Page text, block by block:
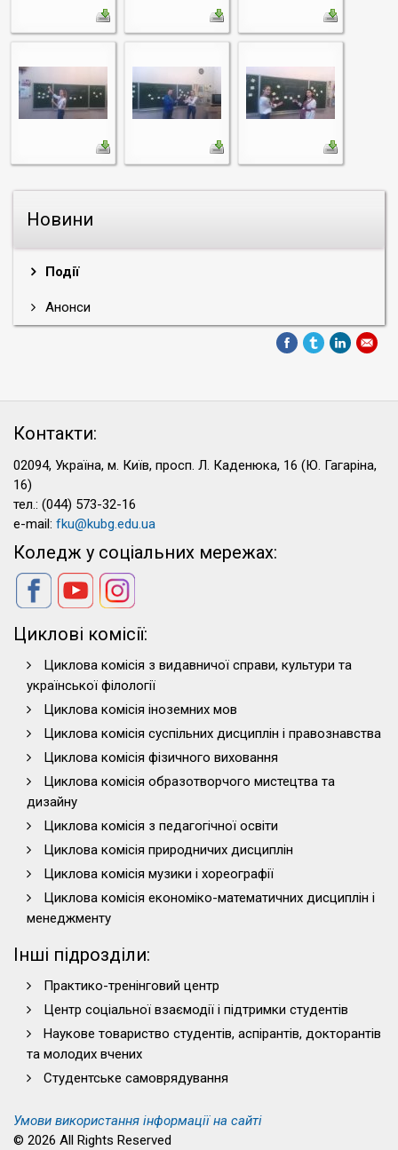
Новини
Події
Анонси
Контакти:
02094, Україна, м. Київ, просп. Л. Каденюка, 16 (Ю. Гагаріна,
16)
тел.: (044) 573-32-16
e-mail: fku@kubg.edu.ua
Коледж у соціальних мережах:
Циклові комісії:
Циклова комісія з видавничої справи, культури та
української філології
Циклова комісія іноземних мов
Циклова комісія суспільних дисциплін і правознавства
Циклова комісія фізичного виховання
Циклова комісія образотворчого мистецтва та
дизайну
Циклова комісія з педагогічної освіти
Циклова комісія природничих дисциплін
Циклова комісія музики і хореографії
Циклова комісія економіко-математичних дисциплін і
менеджменту
Інші підрозділи:
Практико-тренінговий центр
Центр соціальної взаємодії і підтримки студентів
Наукове товариство студентів, аспірантів, докторантів
та молодих вчених
Студентське самоврядування
Умови використання інформації на сайті
© 2026 All Rights Reserved